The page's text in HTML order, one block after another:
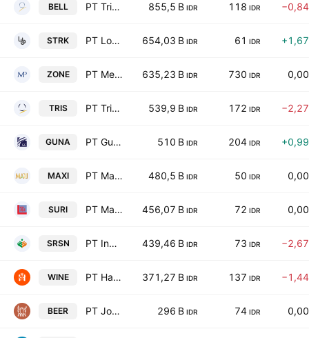
BELL PT Trisula Textile Industries Tbk 855,5 B IDR 118 IDR
STRK PT Lovina Beach Brewery Tbk 654,03 B IDR 61 IDR
ZONE PT Mega Perintis Tbk 635,23 B IDR 730 IDR
TRIS PT Trisula International Tbk 539,9 B IDR 172 IDR
GUNA PT Gunanusa Eramandiri Tbk 510 B IDR 204 IDR
MAXI PT Maxindo Karya Anugerah Tbk 480,5 B IDR 50 IDR
SURI PT Maja Agung Latexindo Tbk 456,07 B IDR 72 IDR
SRSN PT Indo Acidatama Tbk 439,46 B IDR 73 IDR
WINE PT Hatten Bali Tbk 371,27 B IDR 137 IDR
BEER PT Jobubu Jarum Minahasa Tbk 296 B IDR 74 IDR